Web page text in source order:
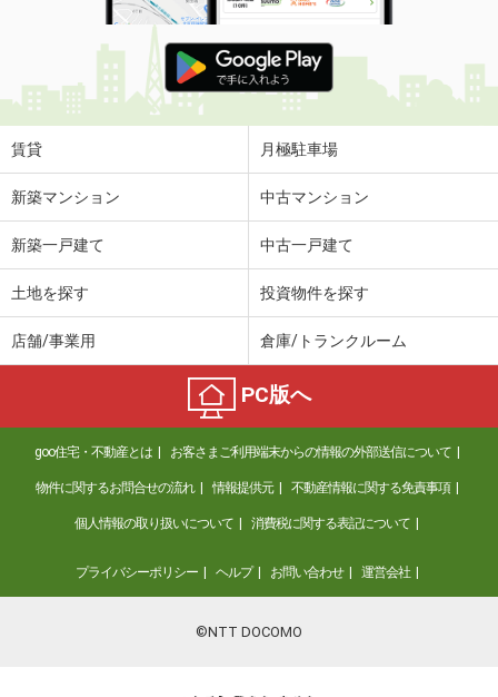
賃貸 月極駐車場
新築マンション 中古マンション
新築一戸建て 中古一戸建て
土地を探す 投資物件を探す
店舗/事業用 倉庫/トランクルーム
PC版へ
goo住宅・不動産とは お客さまご利用端末からの情報の外部送信について
物件に関するお問合せの流れ 情報提供元 不動産情報に関する免責事項
個人情報の取り扱いについて 消費税に関する表記について
プライバシーポリシー ヘルプ お問い合わせ 運営会社
©NTT DOCOMO